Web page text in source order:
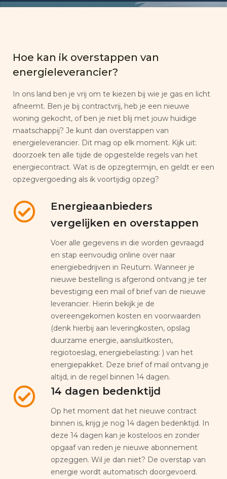
Hoe kan ik overstappen van
energieleverancier?
In ons land ben je vrij om te kiezen bij wie je gas en licht
afneemt. Ben je bij contractvrij, heb je een nieuwe
woning gekocht, of ben je niet blij met jouw huidige
maatschappij? Je kunt dan overstappen van
energieleverancier. Dit mag op elk moment. Kijk uit:
doorzoek ten alle tijde de opgestelde regels van het
energiecontract. Wat is de opzegtermijn, en geldt er een
opzegvergoeding als ik voortijdig opzeg?
Energieaanbieders
vergelijken en overstappen
Voer alle gegevens in die worden gevraagd
en stap eenvoudig online over naar
energiebedrijven in Reutum. Wanneer je
nieuwe bestelling is afgerond ontvang je ter
bevestiging een mail of brief van de nieuwe
leverancier. Hierin bekijk je de
overeengekomen kosten en voorwaarden
(denk hierbij aan leveringkosten, opslag
duurzame energie, aansluitkosten,
regiotoeslag, energiebelasting: ) van het
energiepakket. Deze brief of mail ontvang je
altijd, in de regel binnen 14 dagen.
14 dagen bedenktijd
Op het moment dat het nieuwe contract
binnen is, krijg je nog 14 dagen bedenktijd. In
deze 14 dagen kan je kosteloos en zonder
opgaaf van reden je nieuwe abonnement
opzeggen. Wil je dan niet? De overstap van
energie wordt automatisch doorgevoerd.